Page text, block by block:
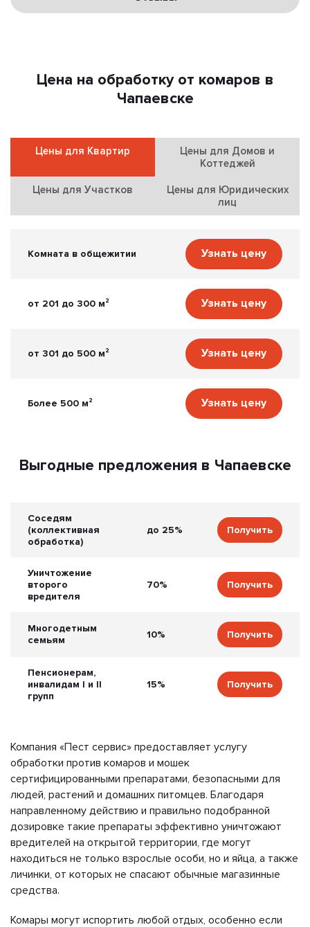
Цена на обработку от комаров в
Чапаевске
Цены для Квартир
Цены для Домов и
Коттеджей
Цены для Участков
Цены для Юридических
лиц
Комната в общежитии Узнать цену
от 201 до 300 м² Узнать цену
от 301 до 500 м² Узнать цену
Более 500 м² Узнать цену
Выгодные предложения в Чапаевске
Соседям
(коллективная
обработка)
до 25% Получить
Уничтожение
второго
вредителя
70% Получить
Многодетным
семьям
10% Получить
Пенсионерам,
инвалидам I и II
групп
15% Получить
Компания «Пест сервис» предоставляет услугу
обработки против комаров и мошек
сертифицированными препаратами, безопасными для
людей, растений и домашних питомцев. Благодаря
направленному действию и правильно подобранной
дозировке такие препараты эффективно уничтожают
вредителей на открытой территории, где могут
находиться не только взрослые особи, но и яйца, а также
личинки, от которых не спасают обычные магазинные
средства.
Комары могут испортить любой отдых, особенно если